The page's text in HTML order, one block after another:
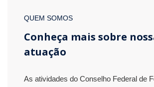
QUEM SOMOS
Conheça mais sobre
atuação
As atividades do Conselho Federal de